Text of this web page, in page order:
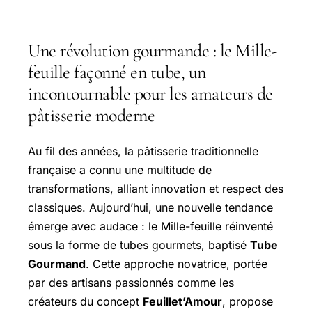
Une révolution gourmande : le Mille-
feuille façonné en tube, un
incontournable pour les amateurs de
pâtisserie moderne
Au fil des années, la pâtisserie traditionnelle
française a connu une multitude de
transformations, alliant innovation et respect des
classiques. Aujourd’hui, une nouvelle tendance
émerge avec audace : le Mille-feuille réinventé
sous la forme de tubes gourmets, baptisé Tube
Gourmand. Cette approche novatrice, portée
par des artisans passionnés comme les
créateurs du concept Feuillet’Amour, propose